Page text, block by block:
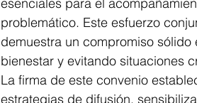
problemático. Este esfuerzo
demuestra un compromiso
bienestar y evitando situaciones
La firma de este convenio
estrategias de difusión,